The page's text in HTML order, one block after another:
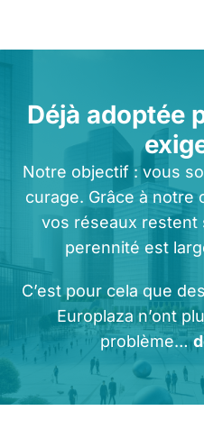
Déjà adoptée
Notre objectif : vous
curage. Grâce à notre
vos réseaux
perennité est
C’est pour cela que
Europlaza n’ont
problème…